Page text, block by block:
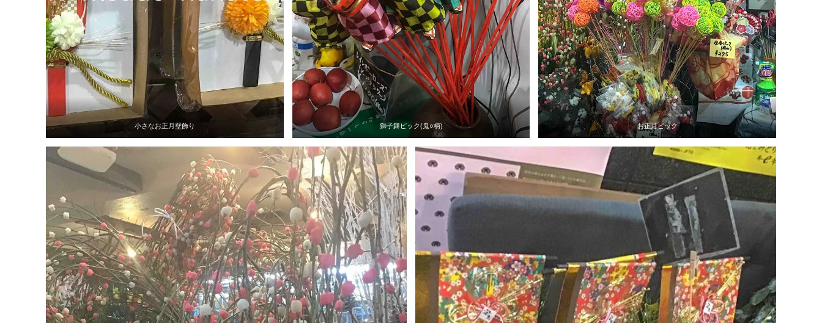
小さなお正月壁飾り 獅子舞ピック(鬼○柄) お正月ピック